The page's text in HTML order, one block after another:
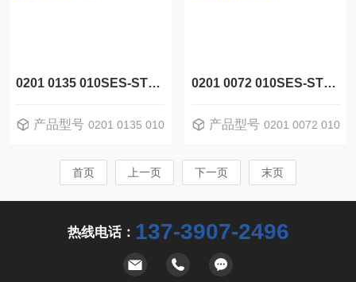
0201 0135 010SES-STERLING斯特林A1-SP套筒防护性能可靠
产品型号 0201 0135 010
0201 0072 010SES-STERLING斯特林A1-SP套筒安装便捷高效
产品型号 0201 0072 010
首页 上一页 下一页 末页
热线电话： 137-3907-2496